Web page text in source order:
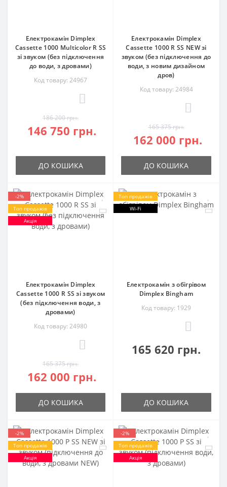
Електрокамін Dimplex
Cassette 1000 Multicolor R SS
зі звуком (без підключення
до води, з дровами)
Код товару: 24967
186 200 грн.
146 750 грн.
ДО КОШИКА
Електрокамін Dimplex
Cassette 1000 R SS NEW зі
звуком (без підключення до
води, з новим дизайном
дров)
Код товару: 24984
165 375 грн.
162 000 грн.
ДО КОШИКА
-2%
Топ продажів
Акція
Електрокамін Dimplex
Cassette 1000 R SS зі звуком
(без підключення води, з
дровами)
Код товару: 24980
165 375 грн.
162 000 грн.
ДО КОШИКА
Топ продажів
Wi-Fi
Електрокамін з обігрівом
Dimplex Bingham
Код товару: 1929
165 620 грн.
ДО КОШИКА
-2%
Топ продажів
Акція
-2%
Топ продажів
Акція